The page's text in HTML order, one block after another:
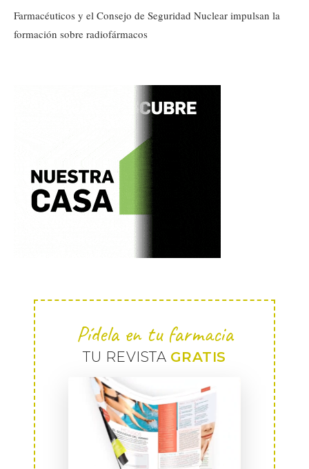
Farmacéuticos y el Consejo de Seguridad Nuclear impulsan la
formación sobre radiofármacos
Pídela en tu farmacia
TU REVISTA GRATIS